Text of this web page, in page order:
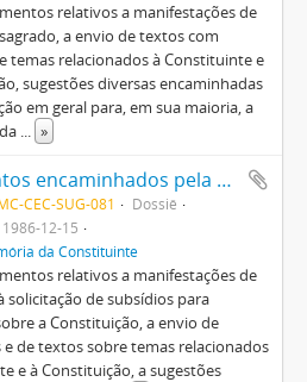
relativos a manifestações de
a envio de textos com
temas relacionados à Constituinte e
sugestões diversas encaminhadas
em geral para, em sua maioria, a
... »
Documentos encaminhados pela população em geral
CEC-SUG-081
Dossiê
12-15
da Constituinte
relativos a manifestações de
solicitação de subsídios para
a Constituição, a envio de
de textos sobre temas relacionados
e à Constituição, a sugestões